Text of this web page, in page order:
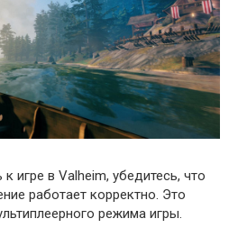
игре в Valheim, убедитесь, что
работает корректно. Это
режима игры.